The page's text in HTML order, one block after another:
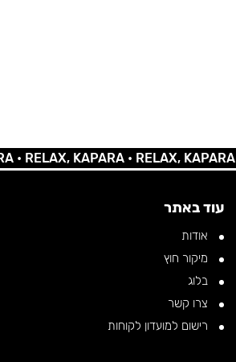
KAPARA •RELAX, KAPARA •
עוד באתר
אודות
מיקור חוץ
בלוג
צרו קשר
רישום למועדון לקוחות